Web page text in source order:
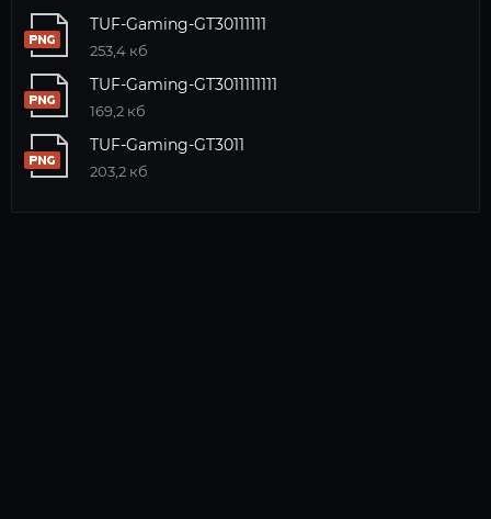
TUF-Gaming-GT30111111
253,4 кб
TUF-Gaming-GT3011111111
169,2 кб
TUF-Gaming-GT3011
203,2 кб